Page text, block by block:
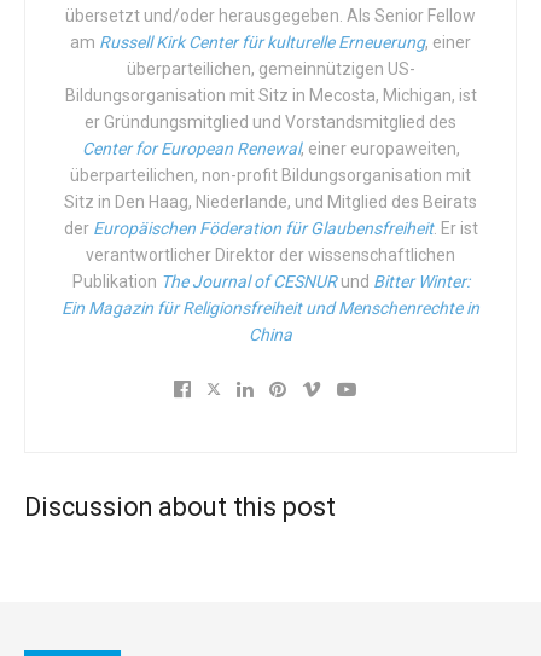
Die Worte, mit denen die „Kultur des Todes“ ihre Zwecke
ausdrückt, wirken positiv und einfühlsam: „DieUNFPA
Supplies Partnershipliefert eine Auswahl an modernen
Verhütungsmitteln und lebensrettenden Medikamenten für
die Müttergesundheit in die Hände von Jugendlichen und
Frauen, die sie am meisten brauchen. Wie machen wir
das? Durch strategische, ländergeführte Aktionen, um die
letzte Meile zu erreichen. Die Partnerschaft widmet sich
der Rechenschaftspflicht und der effektiven Nutzung von
Ressourcen und stärkt Lieferketten und reproduktive
Gesundheitsdienste““ Zunächst denkt man an ein
und Getränke“ angeboten wird, dann wird die
übersetzt und/oder herausgegeben. Als Senior Fellow
am Russell Kirk Center für kulturelle Erneuerung, einer
überparteilichen, gemeinnützigen US-
Bildungsorganisation mit Sitz in Mecosta, Michigan, ist
er Gründungsmitglied und Vorstandsmitglied des
Center for European Renewal, einer europaweiten,
überparteilichen, non-profit Bildungsorganisation mit
Sitz in Den Haag, Niederlande, und Mitglied des Beirats
der Europäischen Föderation für Glaubensfreiheit. Er ist
verantwortlicher Direktor der wissenschaftlichen
Publikation The Journal of CESNURund Bitter Winter:
Ein Magazin für Religionsfreiheit und Menschenrechte in
China
Discussion about this post